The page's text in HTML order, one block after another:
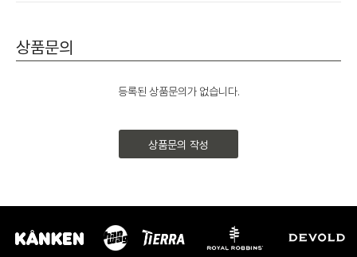
상품문의
등록된 상품문의가 없습니다.
상품문의 작성